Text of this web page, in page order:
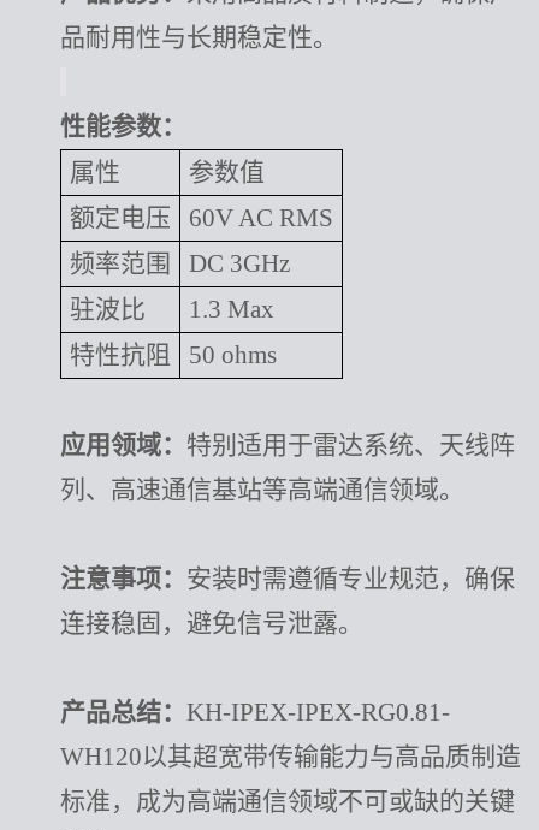
品耐用性与长期稳定性。
性能参数：
属性
参数值
额定电压
60V AC RMS
频率范围
DC 3GHz
驻波比
1.3 Max
特性抗阻
50 ohms
应用领域： 特别适用于雷达系统、天线阵
列、高速通信基站等高端通信领域。
注意事项： 安装时需遵循专业规范，确保
连接稳固，避免信号泄露。
产品总结： KH-IPEX-IPEX-RG0.81-
WH120以其超宽带传输能力与高品质制造
标准，成为高端通信领域不可或缺的关键